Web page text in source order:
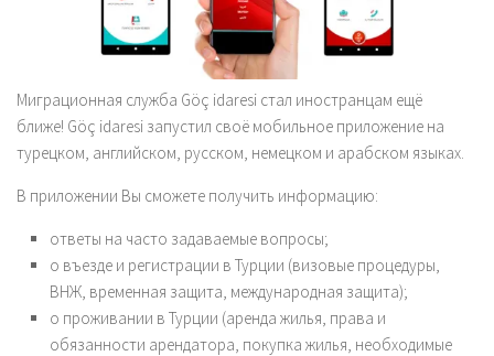
Миграционная служба Göç idaresi стал иностранцам ещё
ближе! Göç idaresi запустил своё мобильное приложение на
турецком, английском, русском, немецком и арабском языках.
В приложении Вы сможете получить информацию:
ответы на часто задаваемые вопросы;
о въезде и регистрации в Турции (визовые процедуры,
ВНЖ, временная защита, международная защита);
о проживании в Турции (аренда жилья, права и
обязанности арендатора, покупка жилья, необходимые